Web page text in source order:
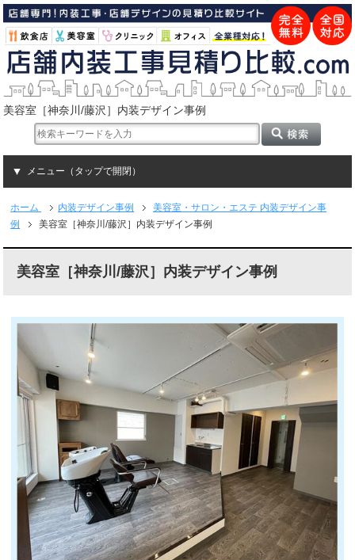
美容室［神奈川/藤沢］内装デザイン事例
メニュー（タップで開閉）
ホーム 内装デザイン事例
美容室・サロン・エステ 内装デザイン事
例
美容室［神奈川/藤沢］内装デザイン事例
美容室［神奈川/藤沢］内装デザイン事例